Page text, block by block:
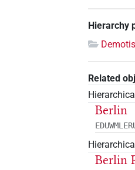
Hierarchy
Related
Berlin
Berlin